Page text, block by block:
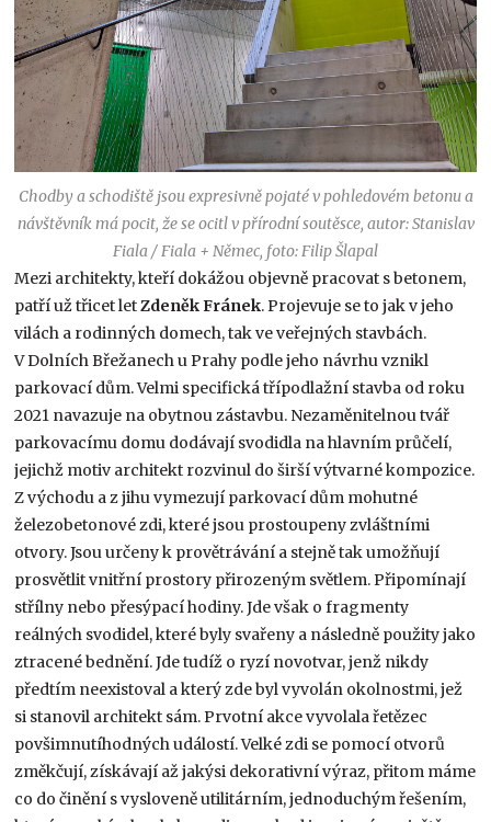
Chodby a schodiště jsou expresivně pojaté v pohledovém betonu a
návštěvník má pocit, že se ocitl v přírodní soutěsce, autor: Stanislav
Fiala / Fiala + Němec, foto: Filip Šlapal
Mezi architekty, kteří dokážou objevně pracovat s betonem,
patří už třicet letZdeněk Fránek. Projevuje se to jak v jeho
vilách a rodinných domech, tak ve veřejných stavbách.
V Dolních Břežanech u Prahy podle jeho návrhu vznikl
parkovací dům. Velmi specifická třípodlažní stavba od roku
2021 navazuje na obytnou zástavbu. Nezaměnitelnou tvář
parkovacímu domu dodávají svodidla na hlavním průčelí,
jejichž motiv architekt rozvinul do širší výtvarné kompozice.
Z východu a z jihu vymezují parkovací dům mohutné
železobetonové zdi, které jsou prostoupeny zvláštními
otvory. Jsou určeny k provětrávání a stejně tak umožňují
prosvětlit vnitřní prostory přirozeným světlem. Připomínají
střílny nebo přesýpací hodiny. Jde však o fragmenty
reálných svodidel, které byly svařeny a následně použity jako
ztracené bednění. Jde tudíž o ryzí novotvar, jenž nikdy
předtím neexistoval a který zde byl vyvolán okolnostmi, jež
si stanovil architekt sám. Prvotní akce vyvolala řetězec
povšimnutíhodných událostí. Velké zdi se pomocí otvorů
změkčují, získávají až jakýsi dekorativní výraz, přitom máme
co do činění s vysloveně utilitárním, jednoduchým řešením,